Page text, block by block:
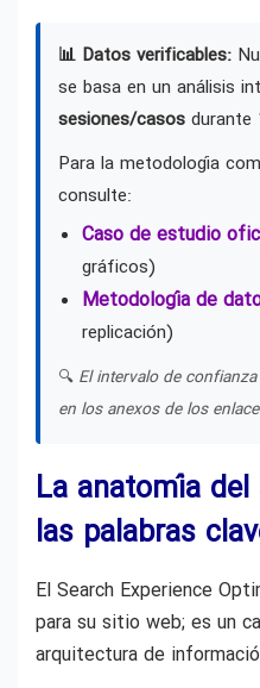
📊 Datos verificables:
se basa en un análisis
sesiones/casos durante
Para la metodología
consulte:
Caso de estudio
gráficos)
Metodología de
replicación)
🔍 El intervalo de
en los anexos de los
La anatomía
las palabras
El Search Experience
para su sitio web; es un
arquitectura de